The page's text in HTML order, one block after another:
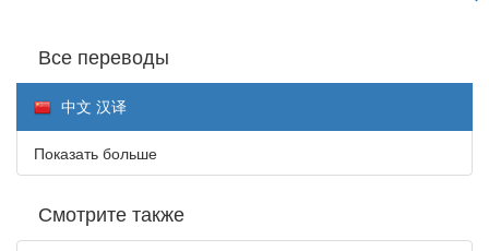
Все переводы
中文 汉译
Показать больше
Смотрите также